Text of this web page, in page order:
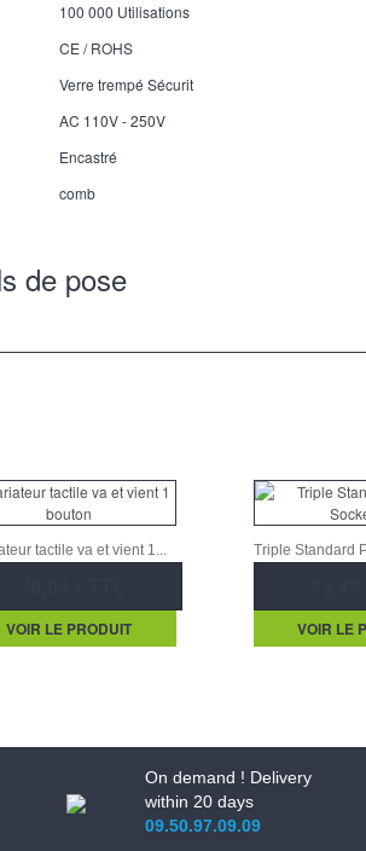
100 000 Utilisations
CE / ROHS
Verre trempé Sécurit
AC 110V - 250V
Encastré
comb
de pose
tactile va et vient 1...
VOIR LE PRODUIT
Triple Standard
VOIR LE
On demand ! Delivery
within 20 days
09.50.97.09.09